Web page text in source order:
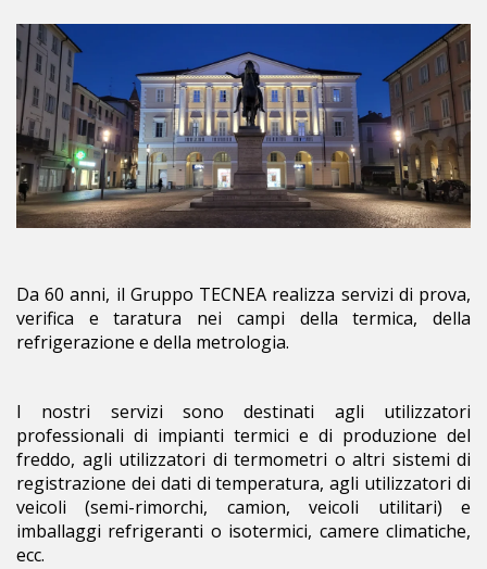
Da 60 anni, il Gruppo TECNEA realizza servizi di prova,
verifica e taratura nei campi della termica, della
refrigerazione e della metrologia.
I nostri servizi sono destinati agli utilizzatori
professionali di impianti termici e di produzione del
freddo, agli utilizzatori di termometri o altri sistemi di
registrazione dei dati di temperatura, agli utilizzatori di
veicoli (semi-rimorchi, camion, veicoli utilitari) e
imballaggi refrigeranti o isotermici, camere climatiche,
ecc.